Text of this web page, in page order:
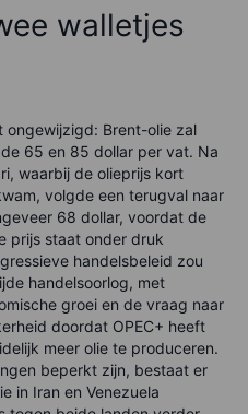
walletjes
ongewijzigd: Brent-olie zal
65 en 85 dollar per vat. Na
waarbij de olieprijs kort
volgde een terugval naar
68 dollar, voordat de
prijs staat onder druk
handelsbeleid zou
handelsoorlog, met
groei en de vraag naar
doordat OPEC+ heeft
meer olie te produceren.
beperkt zijn, bestaat er
in Iran en Venezuela